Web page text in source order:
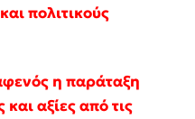
πολιτικούς
η παράταξη
αξίες από τις